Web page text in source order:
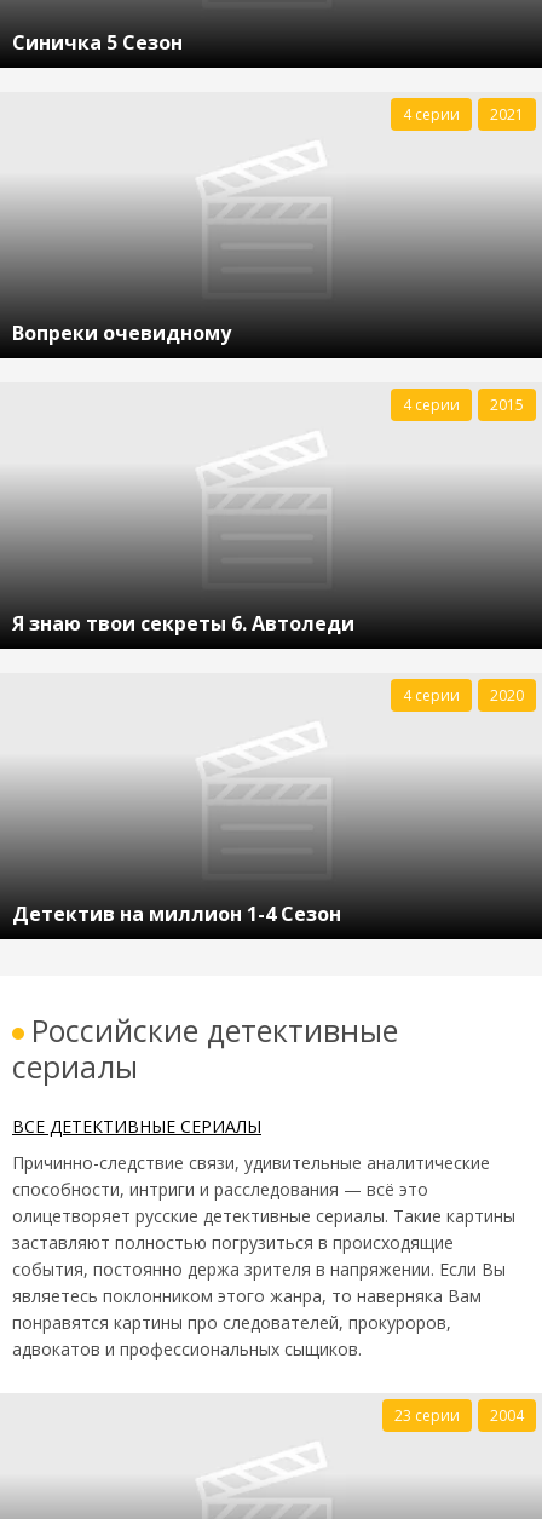
Синичка 5 Сезон
Вопреки очевидному
4 серии 2021
Я знаю твои секреты 6. Автоледи
4 серии 2015
Детектив на миллион 1-4 Сезон
4 серии 2020
Российские детективные
сериалы
ВСЕ ДЕТЕКТИВНЫЕ СЕРИАЛЫ
Причинно-следствие связи, удивительные аналитические
способности, интриги и расследования — всё это
олицетворяет русские детективные сериалы. Такие картины
заставляют полностью погрузиться в происходящие
события, постоянно держа зрителя в напряжении. Если Вы
являетесь поклонником этого жанра, то наверняка Вам
понравятся картины про следователей, прокуроров,
адвокатов и профессиональных сыщиков.
23 серии 2004